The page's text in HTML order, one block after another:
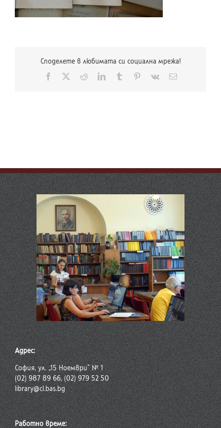
Споделете в любимата си социална мрежа!
Facebook RedditLinkedInTumblr Pinterest
Vk
Електронна
Адрес:
София, ул. „15 Ноември“ № 1
(02) 987 89 66, (02) 979 52 50
library@cl.bas.bg
Работно време: